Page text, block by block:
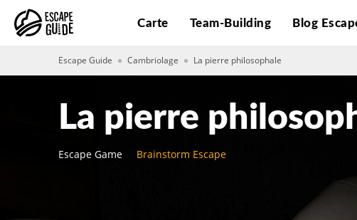
Carte Team-Building Blog
Escape Guide Cambriolage La pierre philosophale
Escape Game Brainstorm Escape
La pierre